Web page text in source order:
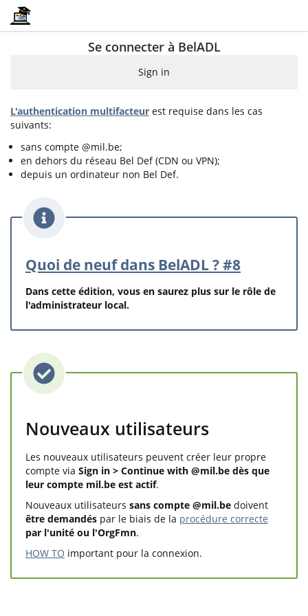
Se connecter à BelADL
Sign in
L'authentication multifacteur est requise dans les cas
suivants:
sans compte @mil.be;
en dehors du réseau Bel Def (CDN ou VPN);
depuis un ordinateur non Bel Def.
Quoi de neuf dans BelADL ? #8
Dans cette édition, vous en saurez plus sur le rôle de
l'administrateur local.
Nouveaux utilisateurs
Les nouveaux utilisateurs peuvent créer leur propre
compte via Sign in > Continue with @mil.be dès que
leur compte mil.be est actif.
Nouveaux utilisateurs sans compte @mil.be doivent
être demandés par le biais de la procédure correcte
par l'unité ou l'OrgFmn.
HOW TO important pour la connexion.